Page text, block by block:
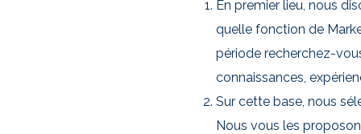
En premier lieu, nous
quelle fonction de
période recherchez-
connaissances,
Sur cette base, nous
Nous vous les